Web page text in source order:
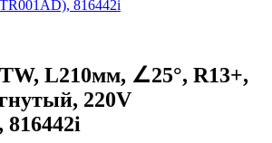
L210мм, ∠25°, R13+,
220V
816442i